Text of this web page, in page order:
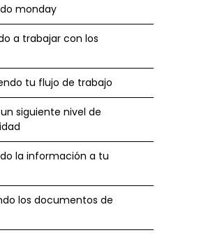
monday
a trabajar con los
tu flujo de trabajo
siguiente nivel de
la información a tu
los documentos de